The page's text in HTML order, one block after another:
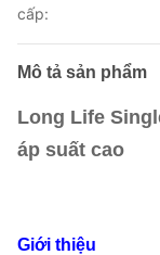
cấp:
Mô tả sản phẩm
Long Life
áp suất cao
Giới thiệu